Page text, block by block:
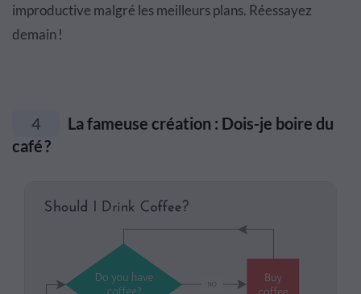
improductive malgré les meilleurs plans. Réessayez
demain !
4
La fameuse création : Dois-je boire du
café ?